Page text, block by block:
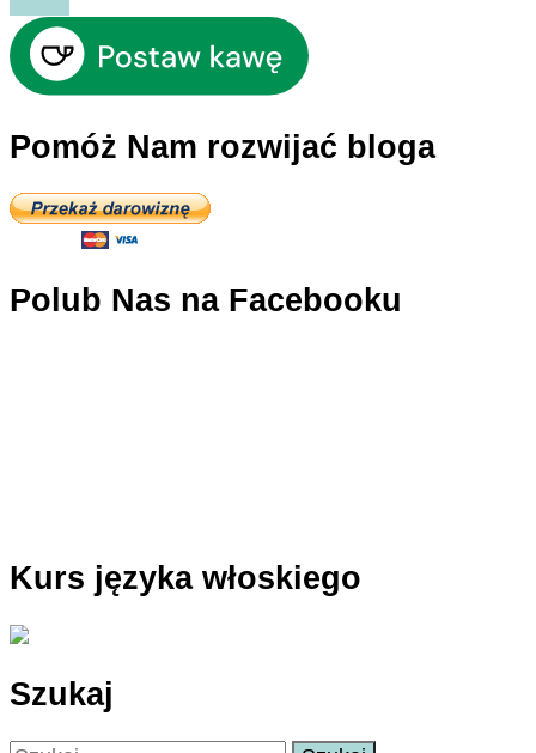
Rzymu
Celius
Pomóż Nam rozwijać bloga
Polub Nas na Facebooku
Kurs języka włoskiego
Szukaj